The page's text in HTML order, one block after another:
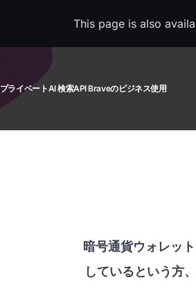
This page is also
プライベートAI検索APIBraveのビジネス使用
暗号通貨ウォレッ
しているという方